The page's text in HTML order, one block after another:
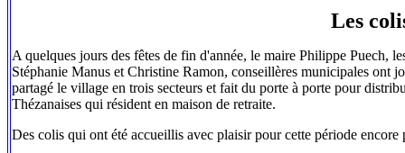
Les
A quelques jours des fêtes de fin d'année, le maire Philippe Puech,
Stéphanie Manus et Christine Ramon, conseillères municipales ont
partagé le village en trois secteurs et fait du porte à porte pour
Thézanaises qui résident en maison de retraite.
Des colis qui ont été accueillis avec plaisir pour cette période